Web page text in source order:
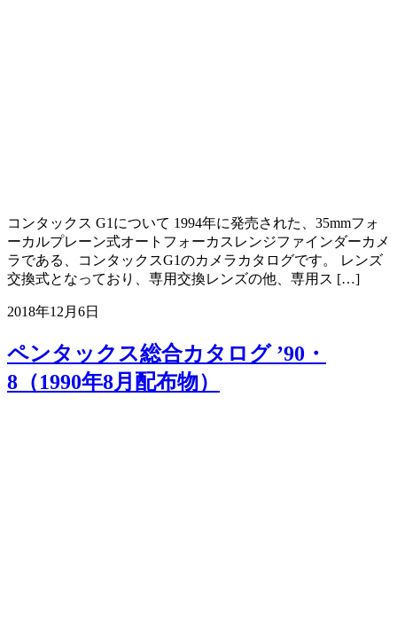
コンタックス G1について 1994年に発売された、35mmフォ
ーカルプレーン式オートフォーカスレンジファインダーカメ
ラである、コンタックスG1のカメラカタログです。 レンズ
交換式となっており、専用交換レンズの他、専用ス […]
2018年12月6日
ペンタックス総合カタログ ’90・
8（1990年8月配布物）